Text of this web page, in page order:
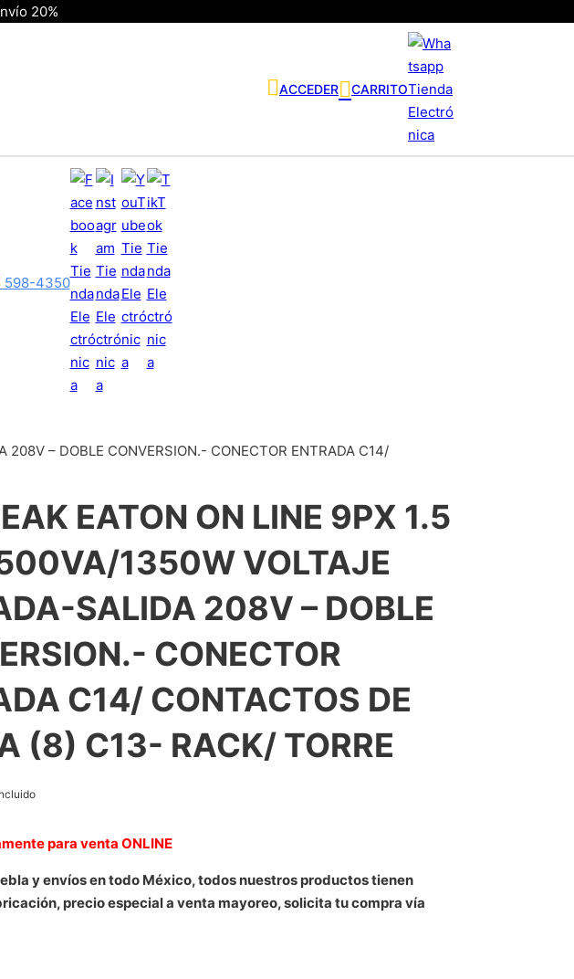
20%
ACCEDER CARRITO
598-4350
208V – DOBLE CONVERSION.- CONECTOR ENTRADA C14/
EATON ON LINE 9PX 1.5
1350W VOLTAJE
SALIDA 208V – DOBLE
CONECTOR
C14/ CONTACTOS DE
(8) C13- RACK/ TORRE
para venta ONLINE
y envíos en todo México, todos nuestros productos tienen
precio especial a venta mayoreo, solicita tu compra vía